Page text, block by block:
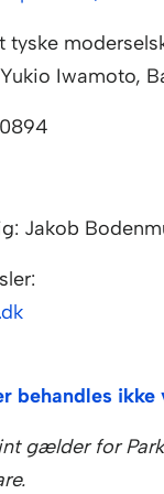
Iwamoto,
Jakob
behandles
gælder for